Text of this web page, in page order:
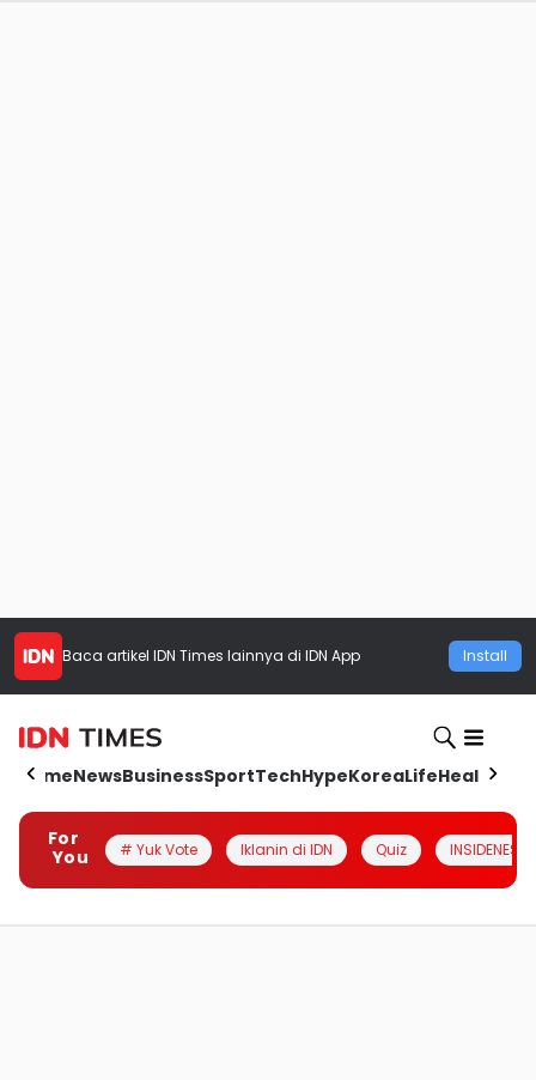
Baca artikel IDN Times lainnya di IDN App Install
HomeNewsBusinessSportTechHypeKoreaLifeHealth
For
You
# Yuk Vote Iklanin di IDN Quiz INSIDENESIA